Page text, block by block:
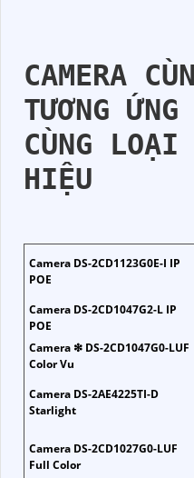
CAMERA
TƯƠNG
CÙNG LOẠI
HIỆU
Camera DS-2CD1123G0E-I IP
POE
Camera DS-2CD1047G2-L IP
POE
Camera ❇ DS-2CD1047G0-LUF
Color Vu
Camera DS-2AE4225TI-D
Starlight
Camera DS-2CD1027G0-LUF
Full Color